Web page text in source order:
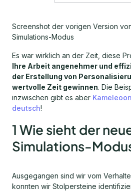
Screenshot der vorigen Version
Simulations-Modus
Es war wirklich an der Zeit, diese
Ihre Arbeit angenehmer und
der Erstellung von
wertvolle Zeit gewinnen. Die
inzwischen gibt es aber
deutsch!
1 Wie sieht der
Simulations-
Ausgegangen sind wir vom
konnten wir Stolpersteine